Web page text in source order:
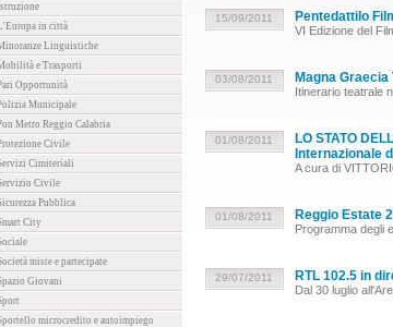
in città
Linguistiche
e Trasporti
Opportunità
Municipale
Metro Reggio Calabria
Civile
Cimiteriali
Civile
Pubblica
City
miste e partecipate
Giovani
microcredito e autoimpiego
15/09/2011 Pentedattilo
VI Edizione del
03/08/2011 Magna
Itinerario teatrale
01/08/2011
LO STATO
Internazionale
A cura di
01/08/2011 Reggio Estate
Programma degli
29/07/2011 RTL 102.5 in
Dal 30 luglio